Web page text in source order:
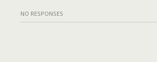
NO RESPONSES